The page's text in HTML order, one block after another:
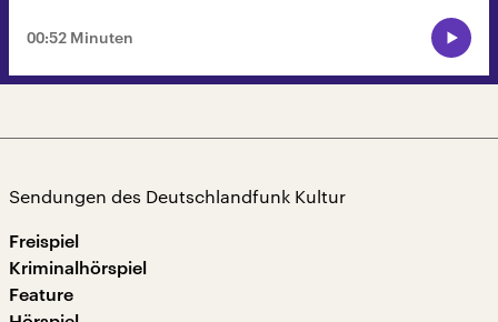
00:52 Minuten
Sendungen des Deutschlandfunk Kultur
Freispiel
Kriminalhörspiel
Feature